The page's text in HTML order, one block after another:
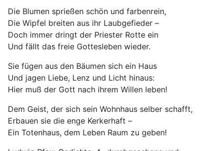
Die Blumen sprießen schön und farbenrein,
Die Wipfel breiten aus ihr Laubgefieder –
Doch immer dringt der Priester Rotte ein
Und fällt das freie Gottesleben wieder.
Sie fügen aus den Bäumen sich ein Haus
Und jagen Liebe, Lenz und Licht hinaus:
Hier muß der Gott nach ihrem Willen leben!
Dem Geist, der sich sein Wohnhaus selber schafft,
Erbauen sie die enge Kerkerhaft –
Ein Totenhaus, dem Leben Raum zu geben!